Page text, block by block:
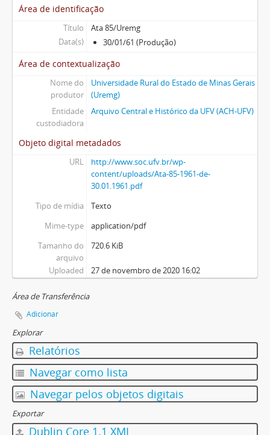
Área de identificação
Título
Ata 85/Uremg
Data(s)
30/01/61 (Produção)
Área de contextualização
Nome do
produtor
Universidade Rural do Estado de Minas Gerais
(Uremg)
Entidade
custodiadora
Arquivo Central e Histórico da UFV (ACH-UFV)
Objeto digital metadados
URL
http://www.soc.ufv.br/wp-
content/uploads/Ata-85-1961-de-
30.01.1961.pdf
Tipo de mídia
Texto
Mime-type
application/pdf
Tamanho do
arquivo
720.6 KiB
Uploaded 27 de novembro de 2020 16:02
Área de Transferência
Adicionar
Explorar
Relatórios
Navegar como lista
Navegar pelos objetos digitais
Exportar
Dublin Core 1.1 XML